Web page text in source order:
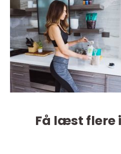
Få læst